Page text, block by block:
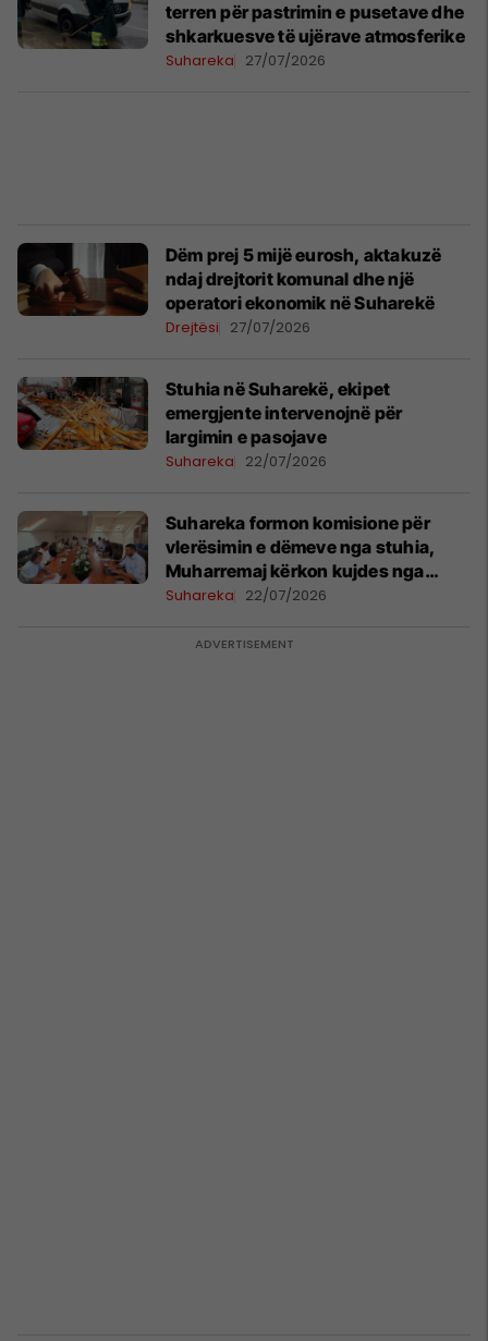
terren për pastrimin e pusetave dhe
shkarkuesve të ujërave atmosferike
Suhareka 27/07/2026
Dëm prej 5 mijë eurosh, aktakuzë
ndaj drejtorit komunal dhe një
operatori ekonomik në Suharekë
Drejtësi 27/07/2026
Stuhia në Suharekë, ekipet
emergjente intervenojnë për
largimin e pasojave
Suhareka 22/07/2026
Suhareka formon komisione për
vlerësimin e dëmeve nga stuhia,
Muharremaj kërkon kujdes nga
qytetarët
Suhareka 22/07/2026